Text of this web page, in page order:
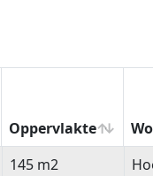
Oppervlakte
Oppervlakte
145 m2